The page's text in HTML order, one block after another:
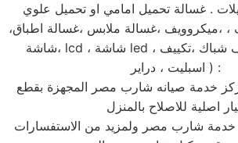
. غسالة تحميل امامي او تحميل علوي
،ثلاجة ،مكنسة ،تكييف ، ،ميكروويف ،غسالة ملابس ،غسالة اطباق
،شاشة lcd ، شاشة led ، ديب فريزر ،تكييف شباك ،تكييف
اسبليت ، دراير ) :
خدمة صيانه شارب مصر المجهزة بقطع
اصلية للاصلاح بالمنزل
شارب مصر ولمزيد من الاستفسارات